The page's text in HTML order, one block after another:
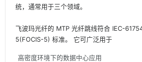
统，通常用于三个领域。
飞波玛光纤的 MTP 光纤跳线符合 IEC-
5(FOCIS-5) 标准。
它可广泛用于
高密度环境下的数据中心应用